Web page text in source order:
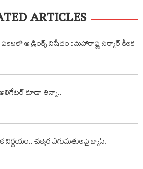
ARTICLES
ఆ డ్రింక్స్ నిషేధం : మహారాష్ట్ర సర్కార్ కీలక
కూడా తిన్నా..
నిర్ణయం.. చక్కెర ఎగుమతులపై బ్యాన్!